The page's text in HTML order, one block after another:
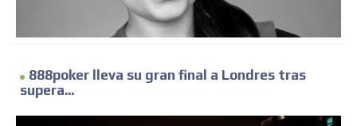
888poker lleva su gran final a Londres tras
supera...